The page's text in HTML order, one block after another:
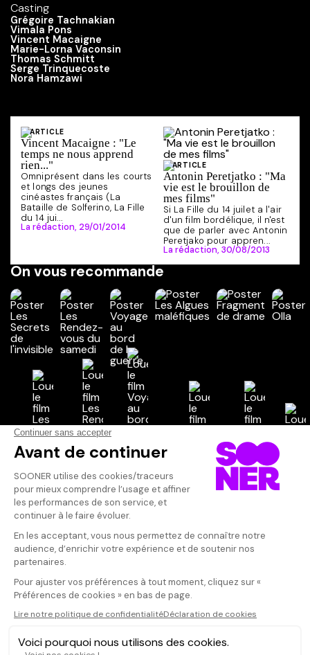
Casting
Grégoire Tachnakian
Vimala Pons
Vincent Macaigne
Marie-Lorna Vaconsin
Thomas Schmitt
Serge Trinquecoste
Nora Hamzawi
ARTICLE
Vincent Macaigne : "Le
temps ne nous apprend
rien..."
Omniprésent dans les courts
et longs des jeunes
cinéastes français (La
Bataille de Solferino, La Fille
du 14 jui...
La rédaction, 29/01/2014
ARTICLE
Antonin Peretjatko : "Ma
vie est le brouillon de
mes films"
Si La Fille du 14 juilet a l'air
d'un film bordélique, il n'est
que de parler avec Antonin
Peretjako pour appren...
La rédaction, 30/08/2013
On vous recommande
Vos avis
Donnez votre avis
Votre note
Votre commentaire
Il faut vous connecter pour
publier un avis
CONNEXION
Foutraque,